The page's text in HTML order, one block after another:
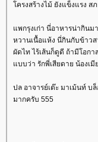
ครงสร้างไม้ ยังแข็งแรง ส
พกรุงเก่า นี่อาหารน่ากินม
หวานเนื้อแห้ง นี่กินกับข้าวส
ผัดไท ไร้เส้นก็ดูดี ถ้ามีโอกา
บบว่า รักพี่เสียดาย น้องเมี
ปล อาจารย์เต๊ะ มาเม้นท์ บ
มากครับ 555